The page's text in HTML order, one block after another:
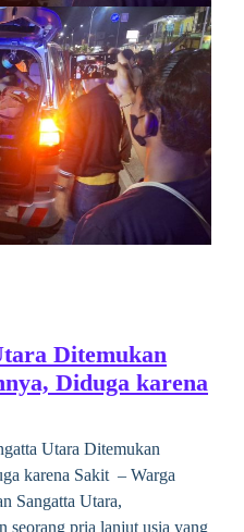
Ditemukan
Diduga karena
Utara Ditemukan
karena Sakit – Warga
Sangatta Utara,
seorang pria lanjut usia yang